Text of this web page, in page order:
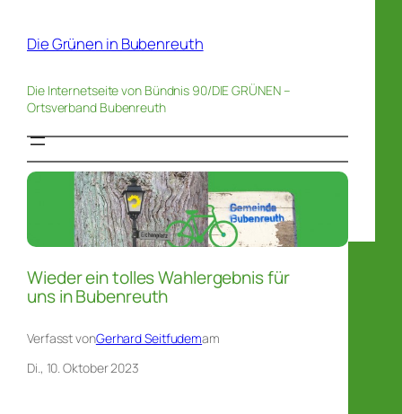
Die Grünen in Bubenreuth
Die Internetseite von Bündnis 90/DIE GRÜNEN –
Ortsverband Bubenreuth
Wieder ein tolles Wahlergebnis für
uns in Bubenreuth
Verfasst vonGerhard Seitfudemam
Di., 10. Oktober 2023